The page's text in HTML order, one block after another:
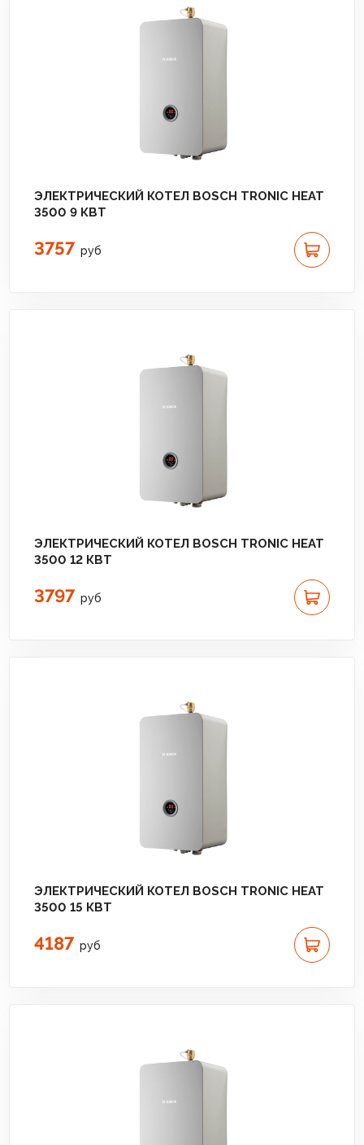
ЭЛЕКТРИЧЕСКИЙ КОТЕЛ BOSCH TRONIC HEAT
3500 9 КВТ
3757 руб
ЭЛЕКТРИЧЕСКИЙ КОТЕЛ BOSCH TRONIC HEAT
3500 12 КВТ
3797 руб
ЭЛЕКТРИЧЕСКИЙ КОТЕЛ BOSCH TRONIC HEAT
3500 15 КВТ
4187 руб